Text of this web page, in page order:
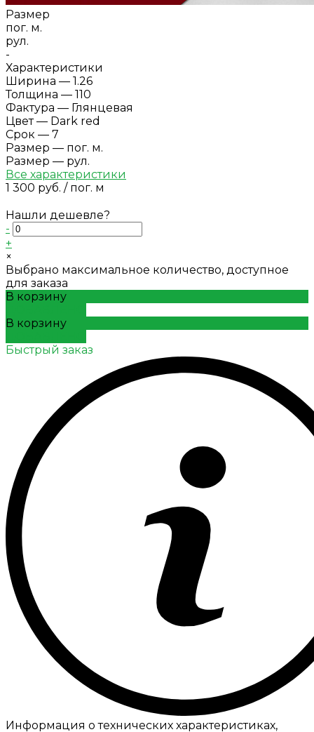
Размер
пог. м.
рул.
-
Характеристики
Ширина — 1.26
Толщина — 110
Фактура — Глянцевая
Цвет — Dark red
Срок — 7
Размер — пог. м.
Размер — рул.
Все характеристики
1 300 руб. / пог. м
Нашли дешевле?
-
+
×
Выбрано максимальное количество, доступное
для заказа
В корзину
В корзину
Быстрый заказ
Информация о технических характеристиках,